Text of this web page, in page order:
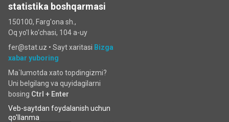
statistika boshqarmasi
150100, Farg'ona sh.,
Oq yo'l ko‘chаsi, 104 a-uy
fer@stat.uz • Sayt xaritasi Bizga
xabar yuboring
Ma`lumotda xato topdingizmi?
Uni belgilang va quyidagilarni
bosing Ctrl + Enter
Veb-saytdan foydalanish uchun
qo'llanma